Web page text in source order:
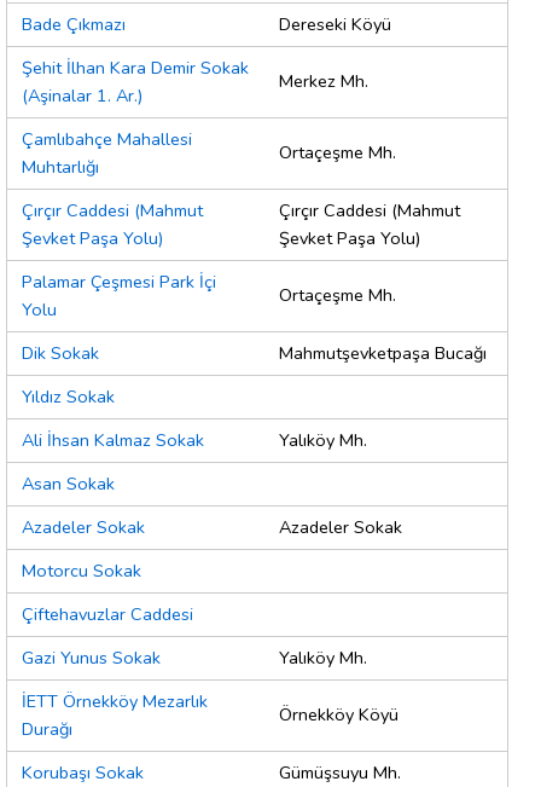
Bade Çıkmazı
Dereseki Köyü
Şehit İlhan Kara Demir Sokak
(Aşinalar 1. Ar.)
Merkez Mh.
Çamlıbahçe Mahallesi
Muhtarlığı
Ortaçeşme Mh.
Çırçır Caddesi (Mahmut
Şevket Paşa Yolu)
Çırçır Caddesi (Mahmut
Şevket Paşa Yolu)
Palamar Çeşmesi Park İçi
Yolu
Ortaçeşme Mh.
Dik Sokak
Mahmutşevketpaşa Bucağı
Yıldız Sokak
Ali İhsan Kalmaz Sokak
Yalıköy Mh.
Asan Sokak
Azadeler Sokak
Azadeler Sokak
Motorcu Sokak
Çiftehavuzlar Caddesi
Gazi Yunus Sokak
Yalıköy Mh.
İETT Örnekköy Mezarlık
Durağı
Örnekköy Köyü
Korubaşı Sokak
Gümüşsuyu Mh.